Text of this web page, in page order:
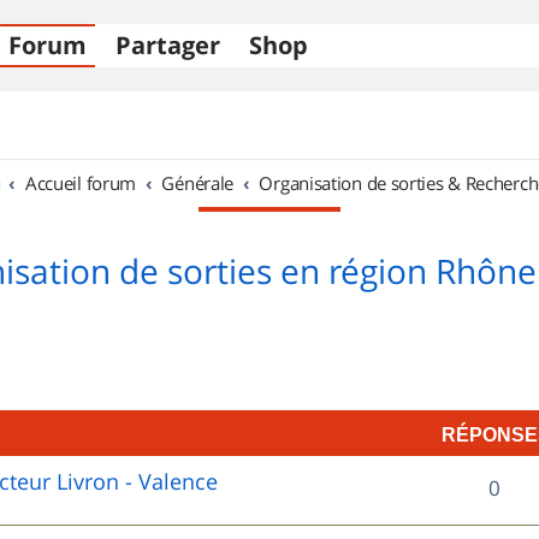
Forum Partager Shop
Accueil forum Générale Organisation de sorties &
de sorties en région
Livron - Valence 0R
é